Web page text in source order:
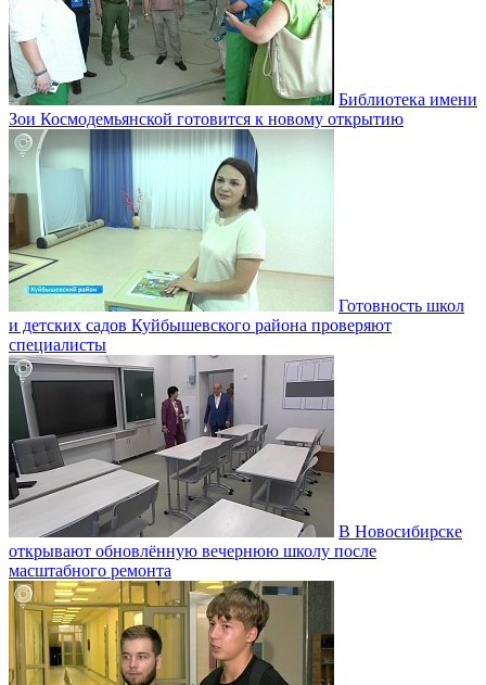
Библиотека имени
Зои Космодемьянской готовится к новому открытию
Готовность школ
и детских садов Куйбышевского района проверяют
специалисты
В Новосибирске
открывают обновлённую вечернюю школу после
масштабного ремонта